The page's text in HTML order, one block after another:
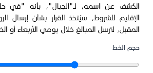
الكشف عن اسمه، لـ"الجبال"، بأنه "في
الإقليم للشروط، سيُتخذ القرار بشأن إرسال
المقبل، لترسل المبالغ خلال يومي الأربعاء أو
حجم الخط